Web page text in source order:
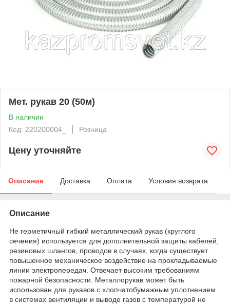
Мет. рукав 20 (50м)
В наличии
Код: 220200004_
Розница
Цену уточняйте
Описание Доставка Оплата Условия возврата
Описание
Не герметичный гибкий металлический рукав (круглого
сечения) используется для дополнительной защиты кабелей,
резиновых шлангов, проводов в случаях, когда существует
повышенное механическое воздействие на прокладываемые
линии электропередач. Отвечает высоким требованиям
пожарной безопасности. Металлорукав может быть
использован для рукавов с хлопчатобумажным уплотнением
в системах вентиляции и выводе газов с температурой не